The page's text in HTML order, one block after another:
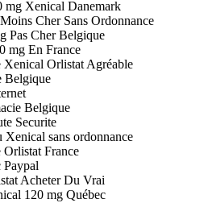
mg Xenical Danemark
Cher Sans Ordonnance
Pas Cher Belgique
mg En France
Xenical Orlistat Agréable
Belgique
Belgique
Securite
sans ordonnance
Orlistat France
Acheter Du Vrai
120 mg Québec